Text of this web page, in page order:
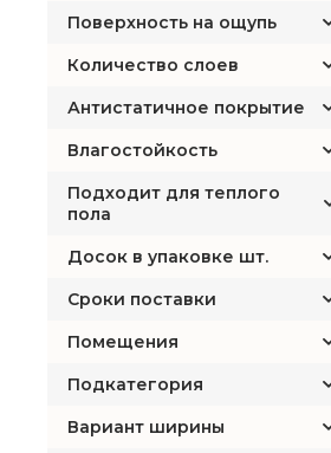
Поверхность на ощупь
Количество слоев
Антистатичное покрытие
Влагостойкость
Подходит для теплого
пола
Досок в упаковке шт.
Сроки поставки
Помещения
Подкатегория
Вариант ширины